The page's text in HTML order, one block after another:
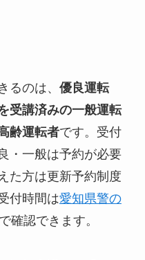
るのは、 優良運転
受講済みの一般運転
齢運転者です。受付
・一般は予約が必要
た方は更新予約制度
付時間は愛知県警の
で確認できます。